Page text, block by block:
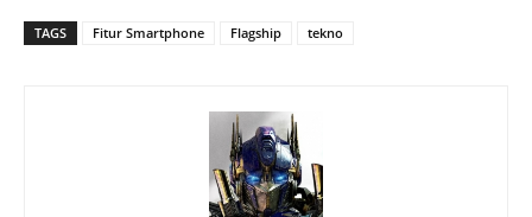
TAGS Fitur Smartphone Flagship tekno